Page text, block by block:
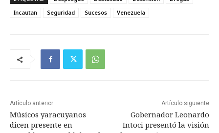
Incautan
Seguridad Sucesos Venezuela
Artículo anterior
Músicos yaracuyanos
dicen presente en
Artículo siguiente
Gobernador Leonardo
Intoci presentó la visión